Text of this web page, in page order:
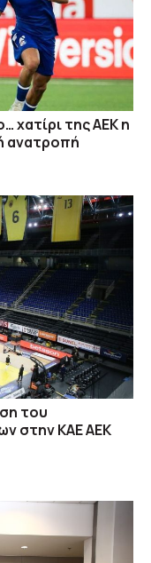
χατίρι της ΑΕΚ η
ανατροπή
του
στην ΚΑΕ ΑΕΚ